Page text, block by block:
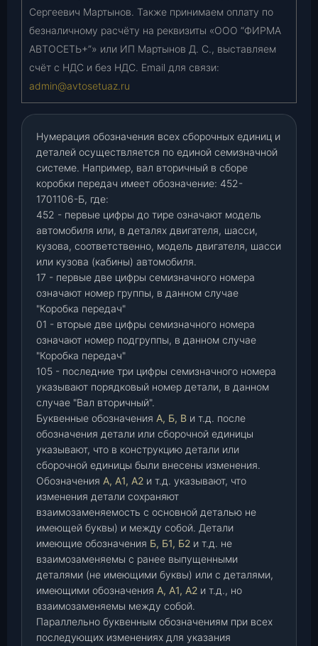
Сергеевич Мартынов. Также принимаем оплату по
безналичному расчёту на реквизиты «ООО “ФИРМА
АВТОСЕТЬ+”» или ИП Мартынов Д. С., выставляем
счёт с НДС и без НДС. Email для связи:
admin@avtosetuaz.ru
Нумерация обозначения всех сборочных единиц и
деталей осуществляется по единой семизначной
системе. Например, вал вторичный в сборе
коробки передач имеет обозначение: 452-
1701106-Б, где:
452 - первые цифры до тире означают модель
автомобиля или, в деталях двигателя, шасси,
кузова, соответственно, модель двигателя, шасси
или кузова (кабины) автомобиля.
17 - первые две цифры семизначного номера
означают номер группы, в данном случае
"Коробка передач"
01 - вторые две цифры семизначного номера
означают номер подгруппы, в данном случае
"Коробка передач"
105 - последние три цифры семизначного номера
указывают порядковый номер детали, в данном
случае "Вал вторичный".
Буквенные обозначения А, Б, В и т.д. после
обозначения детали или сборочной единицы
указывают, что в конструкцию детали или
сборочной единицы были внесены изменения.
Обозначения А, А1, А2 и т.д. указывают, что
изменения детали сохраняют
взаимозаменяемость с основной деталью не
имеющей буквы) и между собой. Детали
имеющие обозначения Б, Б1, Б2 и т.д. не
взаимозаменяемы с ранее выпущенными
деталями (не имеющими буквы) или с деталями,
имеющими обозначения А, А1, А2 и т.д., но
взаимозаменяемы между собой.
Параллельно буквенным обозначениям при всех
последующих изменениях для указания